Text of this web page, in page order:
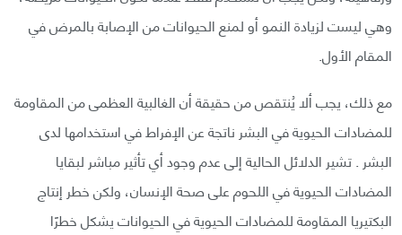
وهي ليست لزيادة النمو أو لمنع الحيوانات من الإصابة بالمرض في
المقام الأول.
مع ذلك، يجب ألا يُنتقص من حقيقة أن الغالبية العظمى من المقاومة
للمضادات الحيوية في البشر ناتجة عن الإفراط في استخدامها لدى
البشر . تشير الدلائل الحالية إلى عدم وجود أي تأثير مباشر لبقايا
المضادات الحيوية في اللحوم على صحة الإنسان، ولكن خطر إنتاج
البكتيريا المقاومة للمضادات الحيوية في الحيوانات يشكل خطرًا